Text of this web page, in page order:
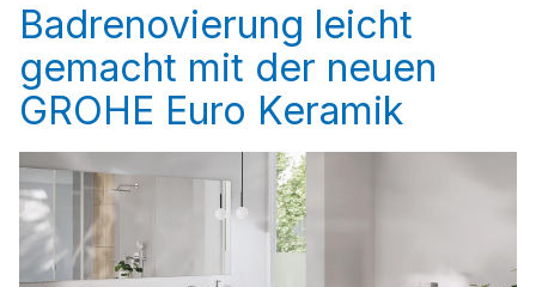
Badrenovierung leicht
gemacht mit der neuen
GROHE Euro Keramik